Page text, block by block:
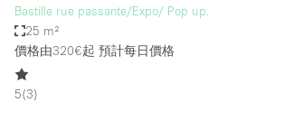
Bastille rue passante/Expo/ Pop up.
25 m²
價格由320€起 預計每日價格
5(3)